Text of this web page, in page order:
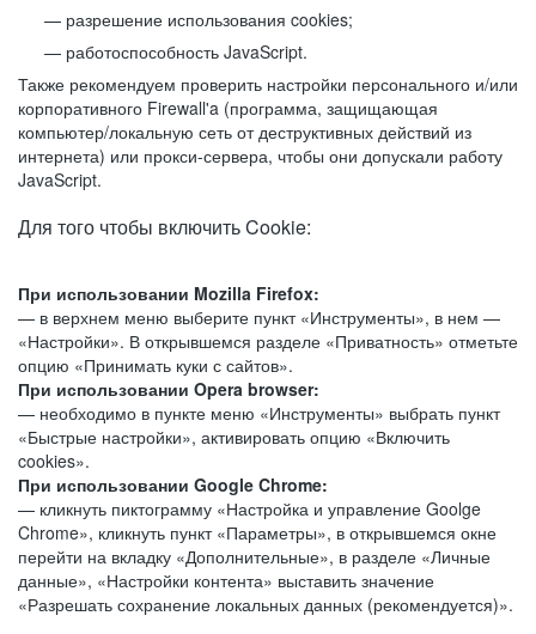
разрешение использования cookies;
работоспособность JavaScript.
Также рекомендуем проверить настройки персонального и/или
корпоративного Firewall'a (программа, защищающая
компьютер/локальную сеть от деструктивных действий из
интернета) или прокси-сервера, чтобы они допускали работу
JavaScript.
Для того чтобы включить Cookie:
При использовании Mozilla Firefox:
— в верхнем меню выберите пункт «Инструменты», в нем —
«Настройки». В открывшемся разделе «Приватность» отметьте
опцию «Принимать куки с сайтов».
При использовании Opera browser:
— необходимо в пункте меню «Инструменты» выбрать пункт
«Быстрые настройки», активировать опцию «Включить
cookies».
При использовании Google Chrome:
— кликнуть пиктограмму «Настройка и управление Goolge
Chrome», кликнуть пункт «Параметры», в открывшемся окне
перейти на вкладку «Дополнительные», в разделе «Личные
данные», «Настройки контента» выставить значение
«Разрешать сохранение локальных данных (рекомендуется)».